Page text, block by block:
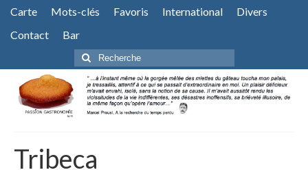
Carte Mots-clés Favoris International
Divers
Contact
Bar
Rechercher
:
Tribeca